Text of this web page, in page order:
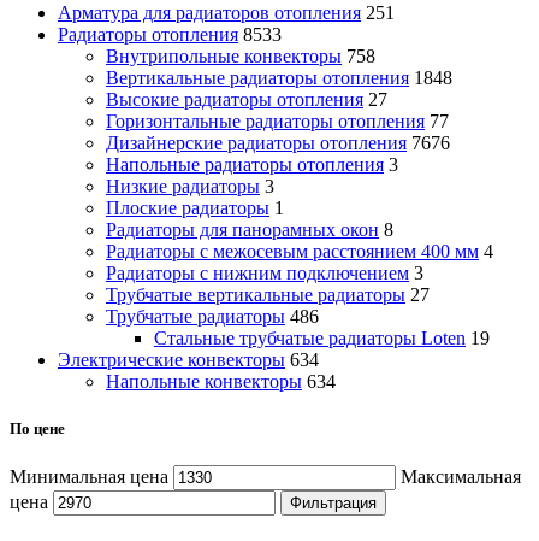
Арматура для радиаторов отопления 251
Радиаторы отопления 8533
Внутрипольные конвекторы 758
Вертикальные радиаторы отопления 1848
Высокие радиаторы отопления 27
Горизонтальные радиаторы отопления 77
Дизайнерские радиаторы отопления 7676
Напольные радиаторы отопления 3
Низкие радиаторы 3
Плоские радиаторы 1
Радиаторы для панорамных окон 8
Радиаторы с межосевым расстоянием 400 мм 4
Радиаторы с нижним подключением 3
Трубчатые вертикальные радиаторы 27
Трубчатые радиаторы 486
Cтальные трубчатые радиаторы Loten 19
Электрические конвекторы 634
Напольные конвекторы 634
По цене
Минимальная цена
Максимальная
цена
Фильтрация